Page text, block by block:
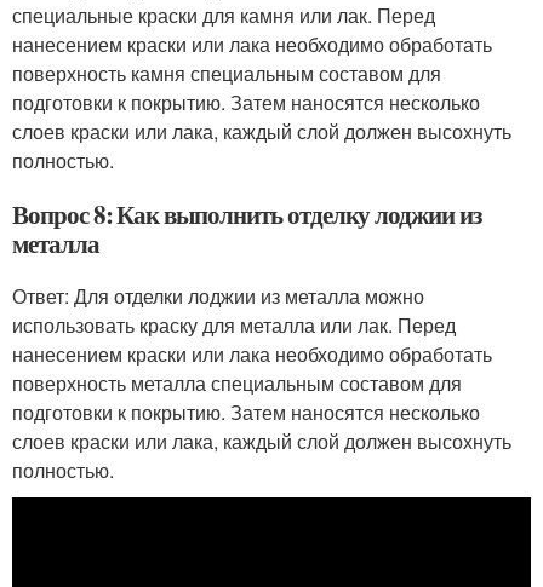
специальные краски для камня или лак. Перед
нанесением краски или лака необходимо обработать
поверхность камня специальным составом для
подготовки к покрытию. Затем наносятся несколько
слоев краски или лака, каждый слой должен высохнуть
полностью.
Вопрос 8: Как выполнить отделку лоджии из
металла
Ответ: Для отделки лоджии из металла можно
использовать краску для металла или лак. Перед
нанесением краски или лака необходимо обработать
поверхность металла специальным составом для
подготовки к покрытию. Затем наносятся несколько
слоев краски или лака, каждый слой должен высохнуть
полностью.